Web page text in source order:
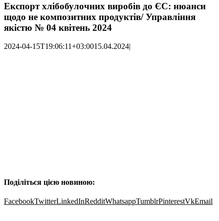
Експорт хлібобулочних виробів до ЄС: нюанси
щодо не композитних продуктів/ Управління
якістю № 04 квітень 2024
2024-04-15T19:06:11+03:0015.04.2024|
Поділіться цією новиною:
FacebookTwitterLinkedInRedditWhatsappTumblrPinterestVkEmail